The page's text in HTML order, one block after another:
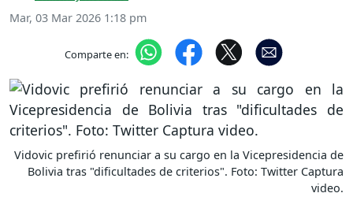
Mar, 03 Mar 2026 1:18 pm
Comparte en:
Vidovic prefirió renunciar a su cargo en la Vicepresidencia de
Bolivia tras "dificultades de criterios". Foto: Twitter Captura
video.